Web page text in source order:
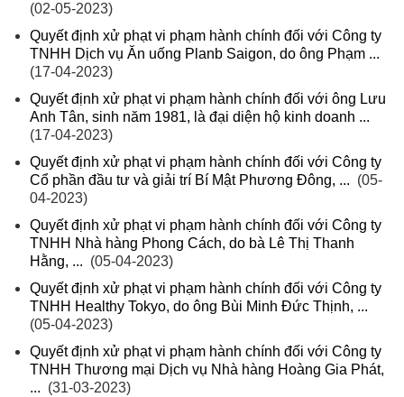
(02-05-2023)
Quyết định xử phạt vi phạm hành chính đối với Công ty
TNHH Dịch vụ Ăn uống Planb Saigon, do ông Phạm ...
(17-04-2023)
Quyết định xử phạt vi phạm hành chính đối với ông Lưu
Anh Tân, sinh năm 1981, là đại diện hộ kinh doanh ...
(17-04-2023)
Quyết định xử phạt vi phạm hành chính đối với Công ty
Cổ phần đầu tư và giải trí Bí Mật Phương Đông, ... (05-
04-2023)
Quyết định xử phạt vi phạm hành chính đối với Công ty
TNHH Nhà hàng Phong Cách, do bà Lê Thị Thanh
Hằng, ... (05-04-2023)
Quyết định xử phạt vi phạm hành chính đối với Công ty
TNHH Healthy Tokyo, do ông Bùi Minh Đức Thịnh, ...
(05-04-2023)
Quyết định xử phạt vi phạm hành chính đối với Công ty
TNHH Thương mại Dịch vụ Nhà hàng Hoàng Gia Phát,
... (31-03-2023)